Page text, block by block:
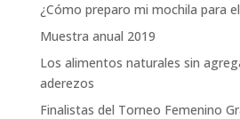
¿Cómo preparo mi mochila para
Muestra anual 2019
Los alimentos naturales sin
aderezos
Finalistas del Torneo Femenino